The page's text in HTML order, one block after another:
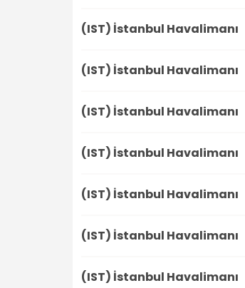
(IST) İstanbul Havalimanı
(IST) İstanbul Havalimanı
(IST) İstanbul Havalimanı
(IST) İstanbul Havalimanı
(IST) İstanbul Havalimanı
(IST) İstanbul Havalimanı
(IST) İstanbul Havalimanı